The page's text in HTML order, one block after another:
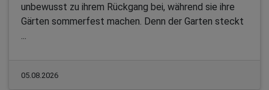
unbewusst zu ihrem Rückgang bei, während sie ihre
Gärten sommerfest machen. Denn der Garten steckt
...
05.08.2026